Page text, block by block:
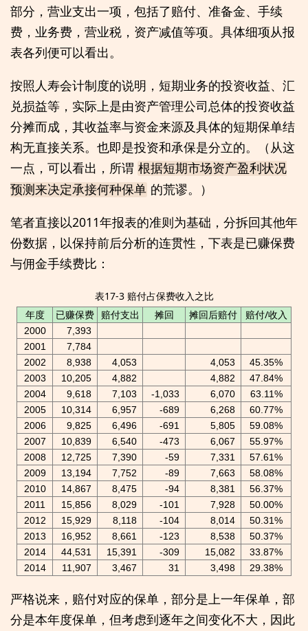
部分，营业支出一项，包括了赔付、准备金、手续
费，业务费，营业税，资产减值等项。具体细项从报
表各列便可以看出。
按照人寿会计制度的说明，短期业务的投资收益、汇
兑损益等，实际上是由资产管理公司总体的投资收益
分摊而成，其收益率与资金来源及具体的短期保单结
构无直接关系。也即是投资和承保是分立的。（从这
一点，可以看出，所谓 根据短期市场资产盈利状况
预测来决定承接何种保单 的荒谬。）
笔者直接以2011年报表的准则为基础，分拆回其他年
份数据，以保持前后分析的连贯性，下表是已赚保费
与佣金手续费比：
表17-3 赔付占保费收入之比
年度
已赚保费 赔付支出 摊回 摊回后赔付 赔付/收入
2000
7,393
2001
7,784
2002
8,938 4,053 4,053
45.35%
2003
10,205 4,882 4,882
47.84%
2004
9,618 7,103 -1,033 6,070
63.11%
2005
10,314 6,957 -689 6,268
60.77%
2006
9,825 6,496 -691 5,805
59.08%
2007
10,839 6,540 -473 6,067
55.97%
2008
12,725 7,390 -59 7,331
57.61%
2009
13,194 7,752 -89 7,663
58.08%
2010
14,867 8,475 -94 8,381
56.37%
2011
15,856 8,029 -101 7,928
50.00%
2012
15,929 8,118 -104 8,014
50.31%
2013
16,952 8,661 -123 8,538
50.37%
2014
44,531 15,391 -309 15,082
33.87%
2014
11,907 3,467 31 3,498 29.38%
严格说来，赔付对应的保单，部分是上一年保单，部
分是本年度保单，但考虑到逐年之间变化不大，因此